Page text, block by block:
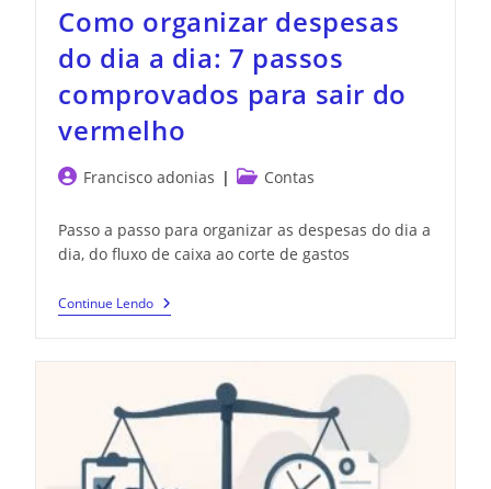
Como organizar despesas
do dia a dia: 7 passos
comprovados para sair do
vermelho
Francisco adonias Contas
Passo a passo para organizar as despesas do dia a
dia, do fluxo de caixa ao corte de gastos
Continue Lendo